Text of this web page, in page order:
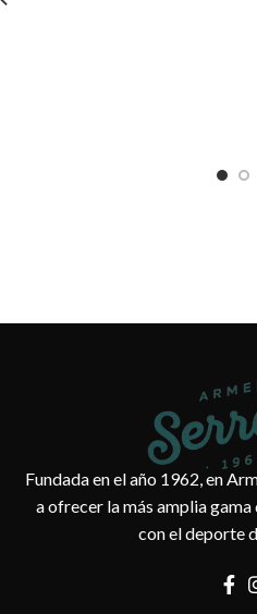
Fundada en el año 1962, en
a ofrecer la más amplia
con el deporte